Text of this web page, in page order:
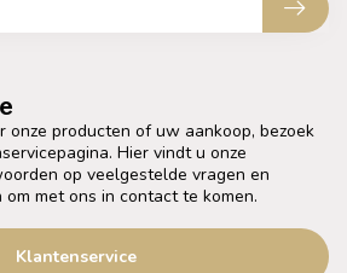
onze producten of uw aankoop, bezoek
Hier vindt u onze
op veelgestelde vragen en
met ons in contact te komen.
Klantenservice